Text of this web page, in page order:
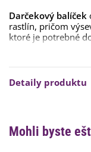
Darčekový balíček
rastlín, pričom
ktoré je potrebné
Všetky druhy
podrobný návod
Detaily produktu
Mohli byste